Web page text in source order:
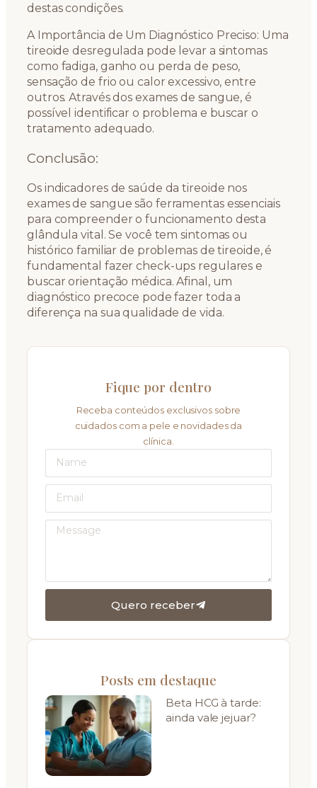
destas condições.
A Importância de Um Diagnóstico Preciso: Uma
tireoide desregulada pode levar a sintomas
como fadiga, ganho ou perda de peso,
sensação de frio ou calor excessivo, entre
outros. Através dos exames de sangue, é
possível identificar o problema e buscar o
tratamento adequado.
Conclusão:
Os indicadores de saúde da tireoide nos
exames de sangue são ferramentas essenciais
para compreender o funcionamento desta
glândula vital. Se você tem sintomas ou
histórico familiar de problemas de tireoide, é
fundamental fazer check-ups regulares e
buscar orientação médica. Afinal, um
diagnóstico precoce pode fazer toda a
diferença na sua qualidade de vida.
Fique por dentro
Receba conteúdos exclusivos sobre
cuidados com a pele e novidades da
clínica.
Quero receber
Posts em destaque
Beta HCG à tarde:
ainda vale jejuar?